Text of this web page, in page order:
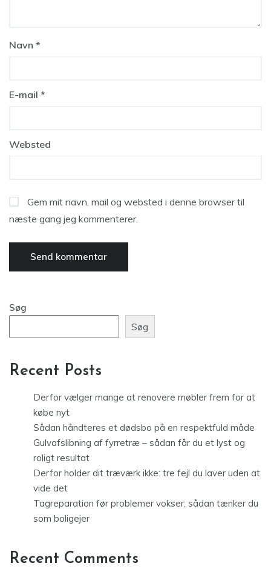
Navn *
E-mail *
Websted
Gem mit navn, mail og websted i denne browser til
næste gang jeg kommenterer.
Søg
Søg
Recent Posts
Derfor vælger mange at renovere møbler frem for at
købe nyt
Sådan håndteres et dødsbo på en respektfuld måde
Gulvafslibning af fyrretræ – sådan får du et lyst og
roligt resultat
Derfor holder dit træværk ikke: tre fejl du laver uden at
vide det
Tagreparation før problemer vokser: sådan tænker du
som boligejer
Recent Comments